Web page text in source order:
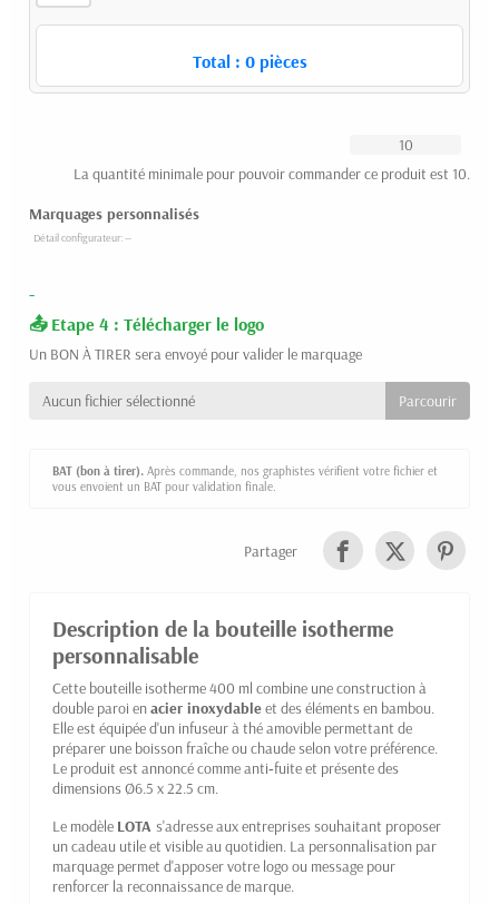
Total : 0pièces
La quantité minimale pour pouvoir commander ce produit est 10.
Marquages personnalisés
-
Etape 4 : Télécharger le logo
Un BON À TIRER sera envoyé pour valider le marquage
Aucun fichier sélectionné
BAT (bon à tirer). Après commande, nos graphistes vérifient votre fichier et
vous envoient un BAT pour validation finale.
Partager
Description de la bouteille isotherme
personnalisable
Cette bouteille isotherme 400 ml combine une construction à
double paroi enacier inoxydableet des éléments en bambou.
Elle est équipée d'un infuseur à thé amovible permettant de
préparer une boisson fraîche ou chaude selon votre préférence.
Le produit est annoncé comme anti‑fuite et présente des
dimensions Ø6.5 x 22.5 cm.
Le modèle LOTA s'adresse aux entreprises souhaitant proposer
un cadeau utile et visible au quotidien. La personnalisation par
marquage permet d'apposer votre logo ou message pour
renforcer la reconnaissance de marque.